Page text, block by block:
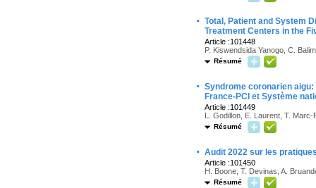
· Total, Patient and System
Treatment Centers in the
Article :101448
P. Kiswendsida Yanogo, C.
Résumé
· Syndrome coronarien
France-PCI et Système
Article :101449
L. Godillon, E. Laurent, T.
Résumé
· Audit 2022 sur les
Article :101450
H. Boone, T. Devinas, A.
Résumé